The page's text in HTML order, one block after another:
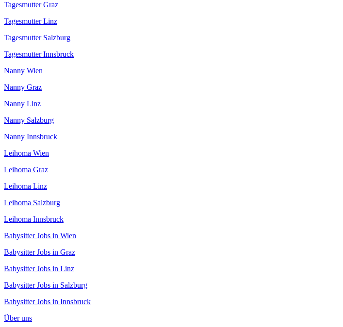
Tagesmutter Graz
Tagesmutter Linz
Tagesmutter Salzburg
Tagesmutter Innsbruck
Nanny Wien
Nanny Graz
Nanny Linz
Nanny Salzburg
Nanny Innsbruck
Leihoma Wien
Leihoma Graz
Leihoma Linz
Leihoma Salzburg
Leihoma Innsbruck
Babysitter Jobs in Wien
Babysitter Jobs in Graz
Babysitter Jobs in Linz
Babysitter Jobs in Salzburg
Babysitter Jobs in Innsbruck
Über uns